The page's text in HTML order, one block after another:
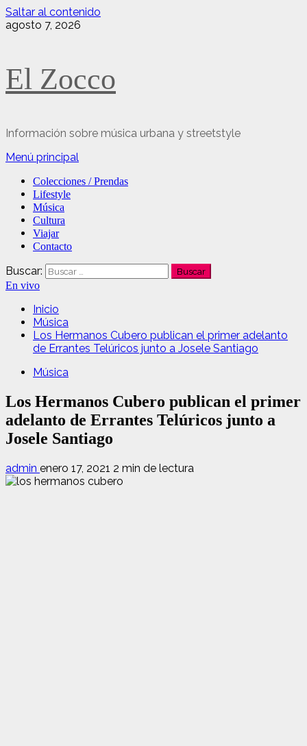
Saltar al contenido
agosto 7, 2026
El Zocco
Información sobre música urbana y streetstyle
Menú principal
Colecciones / Prendas
Lifestyle
Música
Cultura
Viajar
Contacto
Buscar:
En vivo
Inicio
Música
Los Hermanos Cubero publican el primer adelanto
de Errantes Telúricos junto a Josele Santiago
Música
Los Hermanos Cubero publican el primer
adelanto de Errantes Telúricos junto a
Josele Santiago
admin enero 17, 2021 2 min de lectura